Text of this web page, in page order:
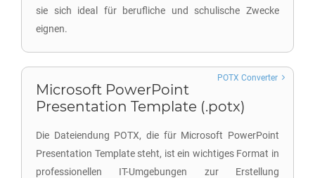
sie sich ideal für berufliche und schulische Zwecke
eignen.
Microsoft PowerPoint
Presentation Template (.potx)
Die Dateiendung POTX, die für Microsoft PowerPoint
Presentation Template steht, ist ein wichtiges Format in
professionellen IT-Umgebungen zur Erstellung
POTX Converter